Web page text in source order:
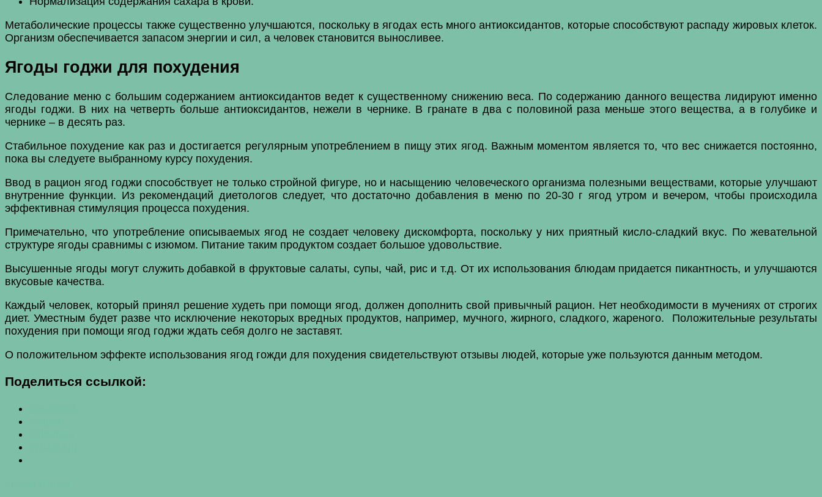
Метаболические процессы также существенно улучшаются, поскольку в ягодах есть много антиоксидантов, которые способствуют распаду жировых клеток.
Организм обеспечивается запасом энергии и сил, а человек становится выносливее.
Ягоды годжи для похудения
Следование меню с большим содержанием антиоксидантов ведет к существенному снижению веса. По содержанию данного вещества лидируют именно
ягоды годжи. В них на четверть больше антиоксидантов, нежели в чернике. В гранате в два с половиной раза меньше этого вещества, а в голубике и
чернике – в десять раз.
Стабильное похудение как раз и достигается регулярным употреблением в пищу этих ягод. Важным моментом является то, что вес снижается постоянно,
пока вы следуете выбранному курсу похудения.
Ввод в рацион ягод годжи способствует не только стройной фигуре, но и насыщению человеческого организма полезными веществами, которые улучшают
внутренние функции. Из рекомендаций диетологов следует, что достаточно добавления в меню по 20-30 г ягод утром и вечером, чтобы происходила
эффективная стимуляция процесса похудения.
Примечательно, что употребление описываемых ягод не создает человеку дискомфорта, поскольку у них приятный кисло-сладкий вкус. По жевательной
структуре ягоды сравнимы с изюмом. Питание таким продуктом создает большое удовольствие.
Высушенные ягоды могут служить добавкой в фруктовые салаты, супы, чай, рис и т.д. От их использования блюдам придается пикантность, и улучшаются
вкусовые качества.
Каждый человек, который принял решение худеть при помощи ягод, должен дополнить свой привычный рацион. Нет необходимости в мучениях от строгих
диет. Уместным будет разве что исключение некоторых вредных продуктов, например, мучного, жирного, сладкого, жареного. Положительные результаты
похудения при помощи ягод годжи ждать себя долго не заставят.
О положительном эффекте использования ягод гожди для похудения свидетельствуют отзывы людей, которые уже пользуются данным методом.
Поделиться ссылкой: